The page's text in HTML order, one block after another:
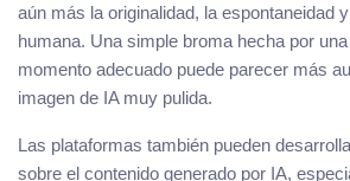
aún más la originalidad, la espontaneidad
humana. Una simple broma hecha por
momento adecuado puede parecer más
imagen de IA muy pulida.
Las plataformas también pueden
sobre el contenido generado por IA,